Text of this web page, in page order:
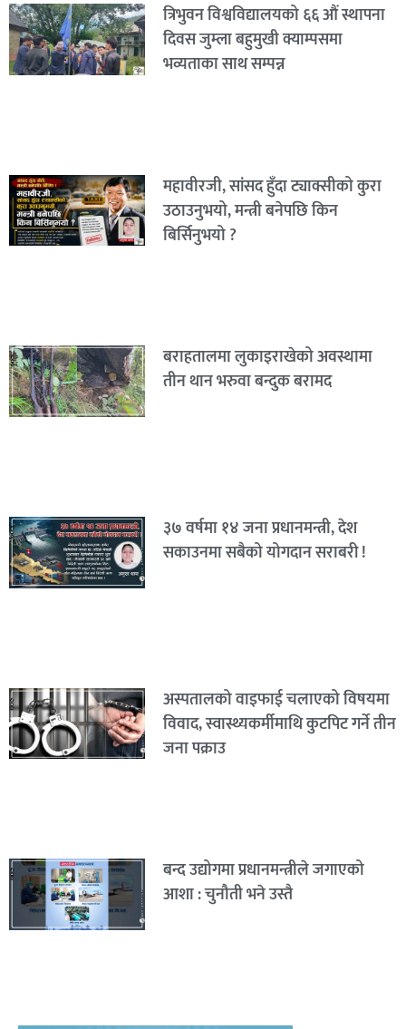
त्रिभुवन विश्वविद्यालयको ६६ औं स्थापना
दिवस जुम्ला बहुमुखी क्याम्पसमा
भव्यताका साथ सम्पन्न
महावीरजी, सांसद हुँदा ट्याक्सीको कुरा
उठाउनुभयो, मन्त्री बनेपछि किन
बिर्सिनुभयो ?
बराहतालमा लुकाइराखेको अवस्थामा
तीन थान भरुवा बन्दुक बरामद
३७ वर्षमा १४ जना प्रधानमन्त्री, देश
सकाउनमा सबैको योगदान सराबरी !
अस्पतालको वाइफाई चलाएको विषयमा
विवाद, स्वास्थ्यकर्मीमाथि कुटपिट गर्ने तीन
जना पक्राउ
बन्द उद्योगमा प्रधानमन्त्रीले जगाएको
आशा : चुनौती भने उस्तै